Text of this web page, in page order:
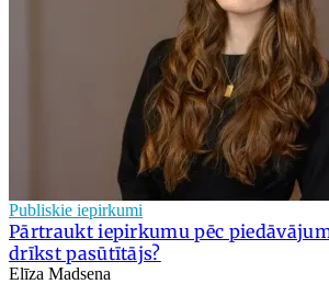
Publiskie iepirkumi
Pārtraukt iepirkumu pēc
drīkst pasūtītājs?
Elīza Madsena